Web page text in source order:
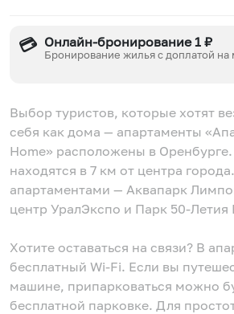
💳 Онлайн-бронирование 1 ₽
Бронирование жилья с доплатой на
Выбор туристов, которые хотят
себя как дома — апартаменты
Home» расположены в
находятся в 7 км от центра
апартаментами — Аквапарк
центр УралЭкспо и Парк 50-
Хотите оставаться на связи? В
бесплатный Wi-Fi. Если вы
машине, припарковаться можно
бесплатной парковке. Для